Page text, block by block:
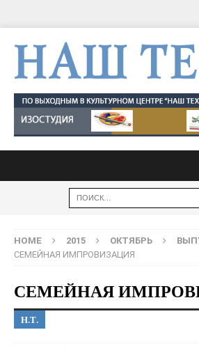
HOME 2015 ОКТЯБРЬ
СЕМЕЙНАЯ ИМПРОВИЗАЦИЯ
СЕМЕЙНАЯ
Н.Т.